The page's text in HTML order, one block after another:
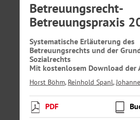
Betreuungsrecht-
Betreuungspraxis
Systematische Erläuterung des
Betreuungsrechts und der
Sozialrechts
Mit kostenlosem Download der
Horst Böhm, Reinhold Spanl,
PDF